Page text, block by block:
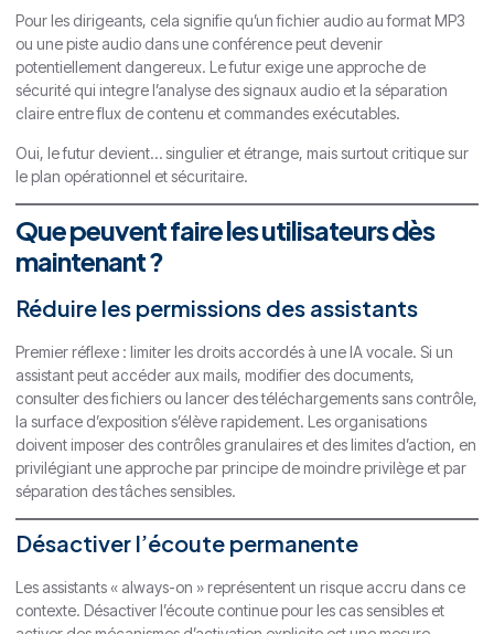
Pour les dirigeants, cela signifie qu’un fichier audio au format MP3
ou une piste audio dans une conférence peut devenir
potentiellement dangereux. Le futur exige une approche de
sécurité qui integre l’analyse des signaux audio et la séparation
claire entre flux de contenu et commandes exécutables.
Oui, le futur devient… singulier et étrange, mais surtout critique sur
le plan opérationnel et sécuritaire.
Que peuvent faire les utilisateurs dès
maintenant ?
Réduire les permissions des assistants
Premier réflexe : limiter les droits accordés à une IA vocale. Si un
assistant peut accéder aux mails, modifier des documents,
consulter des fichiers ou lancer des téléchargements sans contrôle,
la surface d’exposition s’élève rapidement. Les organisations
doivent imposer des contrôles granulaires et des limites d’action, en
privilégiant une approche par principe de moindre privilège et par
séparation des tâches sensibles.
Désactiver l’écoute permanente
Les assistants « always-on » représentent un risque accru dans ce
contexte. Désactiver l’écoute continue pour les cas sensibles et